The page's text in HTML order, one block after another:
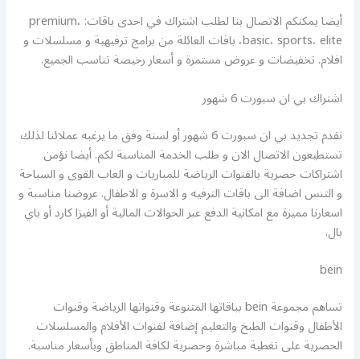
أيضا يمكنكم الاتصال بنا لطلب اشتراك في احدى باقات: premium،
basic، sports، elite، باقات العائلة من برامج ترفيهية و مسلسلات و
افلام. تخفيضات و عروض مستمرة و أسعار رخيصة تناسب الجميع.
اشتراك بي ان سبورت 6 شهور
نقدم تجديد بي ان سبورت 6 شهور أو لسنة وفق ما يرغبه عملائنا لذلك
تستطيعون الاتصال الان و طلب الخدمة المناسبة لكم. أيضا نؤمن
اشتراكات حصرية بالقنوات الرياضة للمباريات و العاب القوى و السباحة
و التنس اضافة الى باقات الترفيه و الاسرة و الاطفال. عروضنا مناسبة و
اسعارنا مميزة مع امكانية الدفع عبر الحوالات المالية أو الفيزا كارد أو باي
بال.
bein
تساهم مجموعة bein بباقاتها المتنوعة وقنواتها الرياضة وقنوات
الأطفال وقنوات الطبخ والتعليم إضافة لقنوات الأفلام والمسلسلات
الحصرية على تغطية مباشرة وحصرية لكافة المناطق وبأسعار مناسبة.